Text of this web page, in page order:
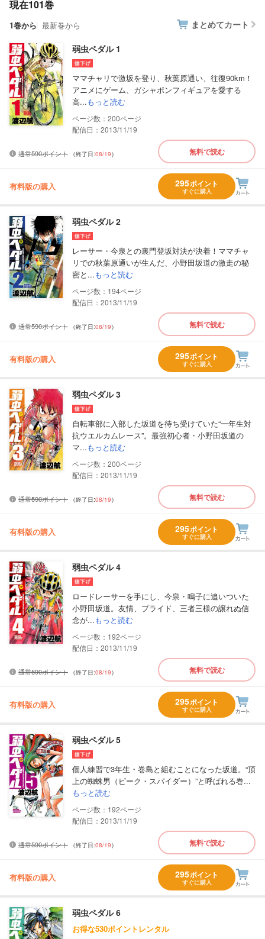
現在101巻
1巻から 最新巻から まとめてカート
弱虫ペダル 1
ママチャリで激坂を登り、秋葉原通い、往復90km！
アニメにゲーム、ガシャポンフィギュアを愛する
高...もっと読む
200
配信日：2013/11/19
通常590ポイント （終了日:08/19） 無料で読む
有料版の購入 295ポイント
すぐに購入
弱虫ペダル 2
レーサー・今泉との裏門登坂対決が決着！ママチャ
リでの秋葉原通いが生んだ、小野田坂道の激走の秘
密と...もっと読む
194
配信日：2013/11/19
通常590ポイント （終了日:08/19） 無料で読む
有料版の購入 295ポイント
すぐに購入
弱虫ペダル 3
自転車部に入部した坂道を待ち受けていた“一年生対
抗ウエルカムレース”。最強初心者・小野田坂道の
マ...もっと読む
200
配信日：2013/11/19
通常590ポイント （終了日:08/19） 無料で読む
有料版の購入 295ポイント
すぐに購入
弱虫ペダル 4
ロードレーサーを手にし、今泉・鳴子に追いついた
小野田坂道。友情、プライド、三者三様の譲れぬ信
念が...もっと読む
192
配信日：2013/11/19
通常590ポイント （終了日:08/19） 無料で読む
有料版の購入 295ポイント
すぐに購入
弱虫ペダル 5
個人練習で3年生・巻島と組むことになった坂道。“頂
上の蜘蛛男（ピーク・スパイダー）”と呼ばれる巻...
もっと読む
192
配信日：2013/11/19
通常590ポイント （終了日:08/19） 無料で読む
有料版の購入 295ポイント
すぐに購入
弱虫ペダル 6
お得な530ポイントレンタル